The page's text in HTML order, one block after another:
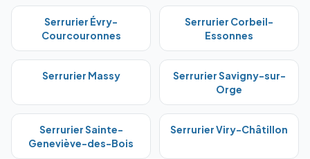
Serrurier Évry-
Courcouronnes
Serrurier Corbeil-
Essonnes
Serrurier Massy SerrurierSavigny-sur-
Orge
SerrurierSainte-
Geneviève-des-Bois
SerrurierViry-Châtillon